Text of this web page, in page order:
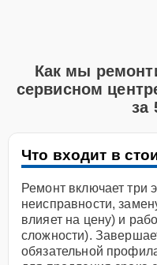
Как мы
сервисном
за
Что входит в
Ремонт включает три
неисправности,
влияет на цену) и
сложности).
обязательной